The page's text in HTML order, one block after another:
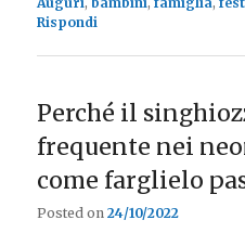
Rispondi
Perché il
frequente nei
come farglielo
Posted on24/10/2022